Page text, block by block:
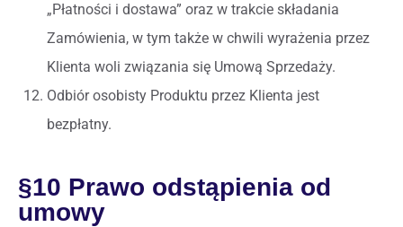
„Płatności i dostawa” oraz w trakcie składania
Zamówienia, w tym także w chwili wyrażenia przez
Klienta woli związania się Umową Sprzedaży.
Odbiór osobisty Produktu przez Klienta jest
bezpłatny.
§10 Prawo odstąpienia od
umowy